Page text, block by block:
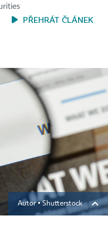
PŘEHRÁT ČLÁNEK
Autor ▪Shutterstock